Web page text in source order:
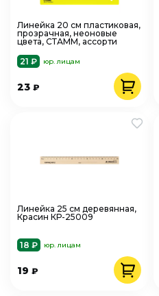
Линейка 20 см пластиковая,
прозрачная, неоновые
цвета, СТАММ, ассорти
21 ₽
юр. лицам
23 ₽
Линейка 25 см деревянная,
Красин КР-25009
18 ₽ юр. лицам
19 ₽